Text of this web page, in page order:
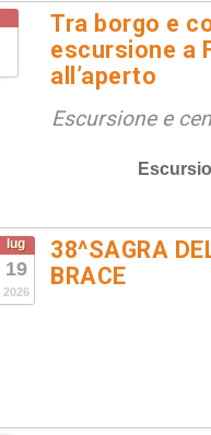
Tra borgo e
escursione a
all’aperto
Escursione e
lug
19
2026
38^SAGRA
BRACE